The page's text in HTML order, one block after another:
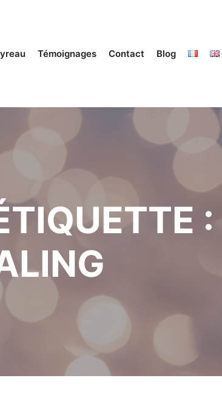
Témoignages Contact Blog
: